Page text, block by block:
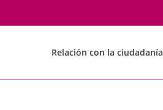
Relación con la ciudadanía